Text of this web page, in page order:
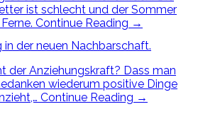
ist schlecht und der Sommer
Continue Reading →
der neuen Nachbarschaft.
der Anziehungskraft? Dass man
wiederum positive Dinge
Continue Reading →